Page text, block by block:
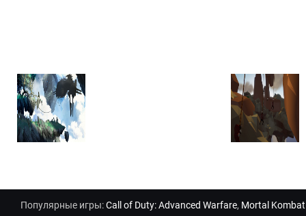
Популярные игры:Call of Duty: Advanced Warfare, Mortal